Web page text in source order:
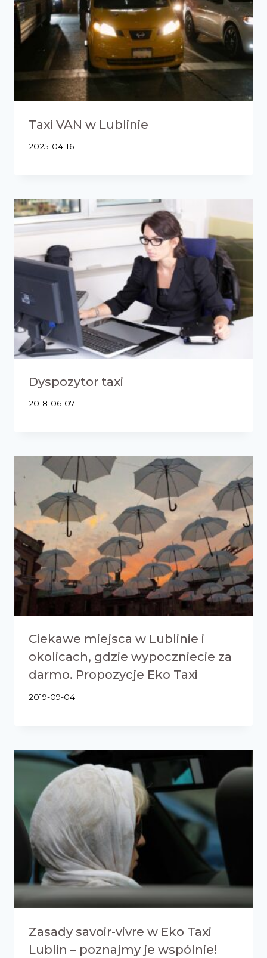
Taxi VAN w Lublinie
2025-04-16
Dyspozytor taxi
2018-06-07
Ciekawe miejsca w Lublinie i
okolicach, gdzie wypoczniecie za
darmo. Propozycje Eko Taxi
2019-09-04
Zasady savoir-vivre w Eko Taxi
Lublin – poznajmy je wspólnie!